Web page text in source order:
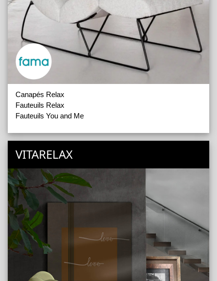
Canapés Relax
Fauteuils Relax
Fauteuils You and Me
VITARELAX